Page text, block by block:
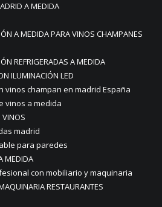
A MEDIDA
A MEDIDA PARA VINOS CHAMPANES
REFRIGERADAS A MEDIDA
ILUMINACIÓN LED
vinos champan en madrid España
vinos a medida
VINOS
madrid
para paredes
MEDIDA
con mobiliario y maquinaria
RESTAURANTES